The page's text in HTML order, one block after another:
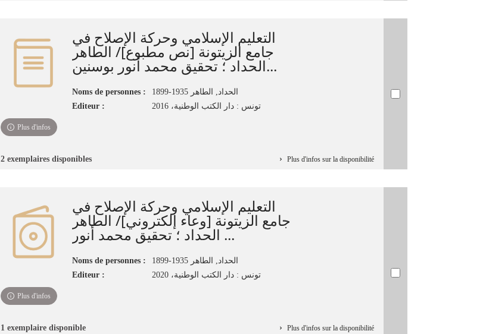
التعليم الإسلامي وحركة الإصلاح في
جامع الزيتونة‏ ‏[نص مطبوع]/ الطاهر
الحداد ؛ تحقيق محمد أنور بوسنين...
Noms de personnes :
الحداد‏, ‏الطاهر‏ ‏1899-1935
Editeur :
تونس : دار الكتب الوطنية، ‏2016‏
Plus d'infos
2 exemplaires disponibles Plus d'infos sur la disponibilité
التعليم الإسلامي وحركة الإصلاح في
جامع الزيتونة‏ ‏[وعاء إلكتروني]‏/ الطاهر
الحداد ؛ تحقيق محمد أنور ...
Noms de personnes :
الحداد‏, ‏الطاهر‏ ‏1899-1935
Editeur :
تونس : دار الكتب الوطنية، ‏2020‏
Plus d'infos
1 exemplaire disponible Plus d'infos sur la disponibilité